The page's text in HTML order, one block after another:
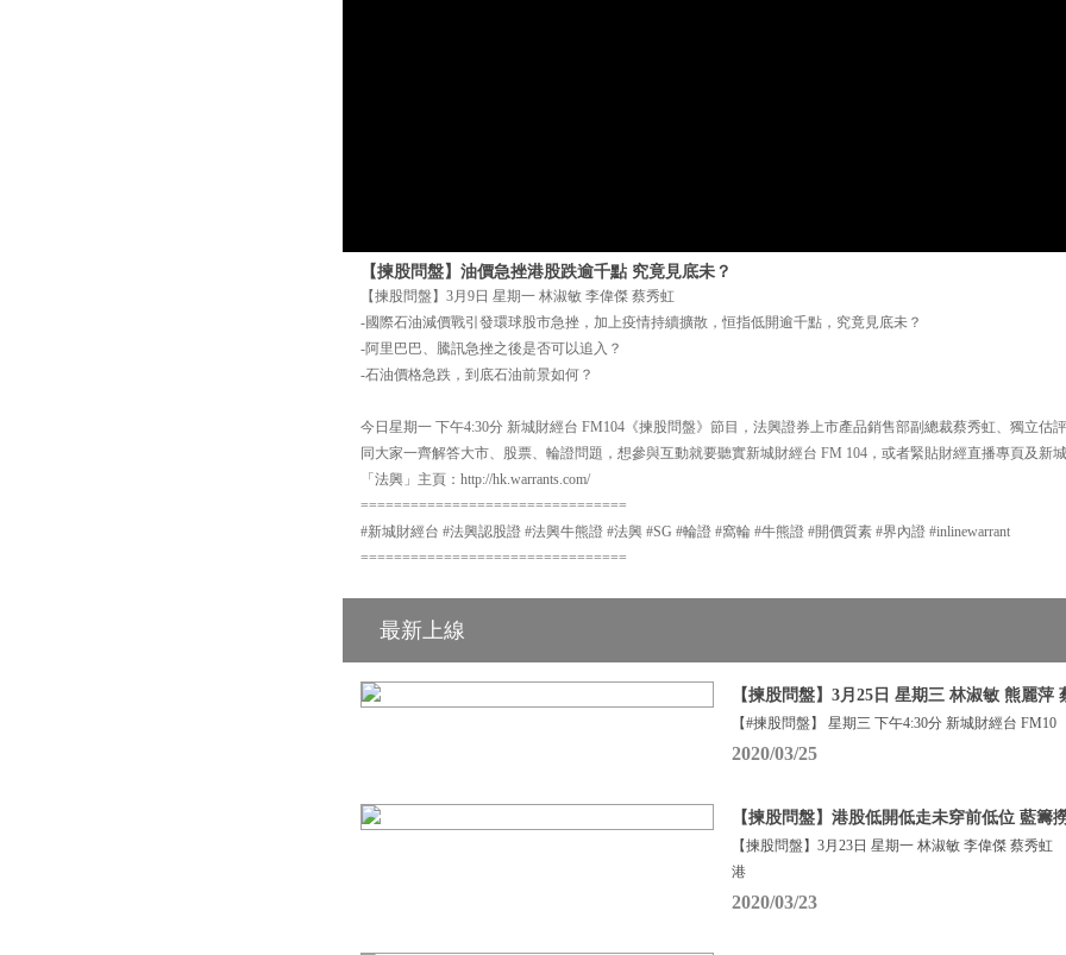
【揀股問盤】油價急挫港股跌逾千點 究竟見底未？
【揀股問盤】3月9日 星期一 林淑敏 李偉傑 蔡秀虹
-國際石油減價戰引發環球股市急挫，加上疫情持續擴散，恒指低開逾千點，究竟見底未？
-阿里巴巴、騰訊急挫之後是否可以追入？
-石油價格急跌，到底石油前景如何？
今日星期一 下午4:30分 新城財經台 FM104《揀股問盤》節目，法興證券上市產品銷售部副總裁蔡秀虹、獨立估
同大家一齊解答大市、股票、輪證問題，想參與互動就要聽實新城財經台 FM 104，或者緊貼財經直播專頁及新城
「法興」主頁：http://hk.warrants.com/
================================
#新城財經台 #法興認股證 #法興牛熊證 #法興 #SG #輪證 #窩輪 #牛熊證 #開價質素 #界內證 #inlinewarrant
================================
最新上線
【揀股問盤】3月25日 星期三 林淑敏 熊麗萍
【#揀股問盤】 星期三 下午4:30分 新城財經台 FM10
2020/03/25
【揀股問盤】港股低開低走未穿前低位 藍籌
【揀股問盤】3月23日 星期一 林淑敏 李偉傑 蔡秀虹
港
2020/03/23